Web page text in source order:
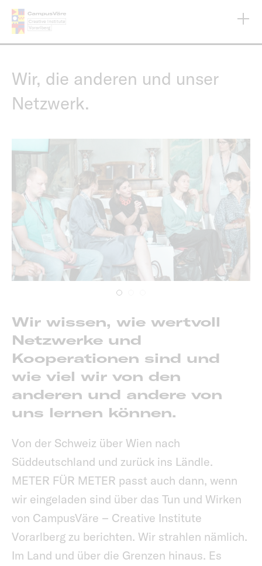
Inhalt
Wir, die anderen und unser
Netzwerk.
Wir wissen, wie wertvoll
Netzwerke und
Kooperationen sind und
wie viel wir von den
anderen und andere von
uns lernen können.
Von der Schweiz über Wien nach
Süddeutschland und zurück ins Ländle.
METER FÜR METER passt auch dann, wenn
wir eingeladen sind über das Tun und Wirken
von CampusVäre – Creative Institute
Vorarlberg zu berichten. Wir strahlen nämlich.
Im Land und über die Grenzen hinaus. Es